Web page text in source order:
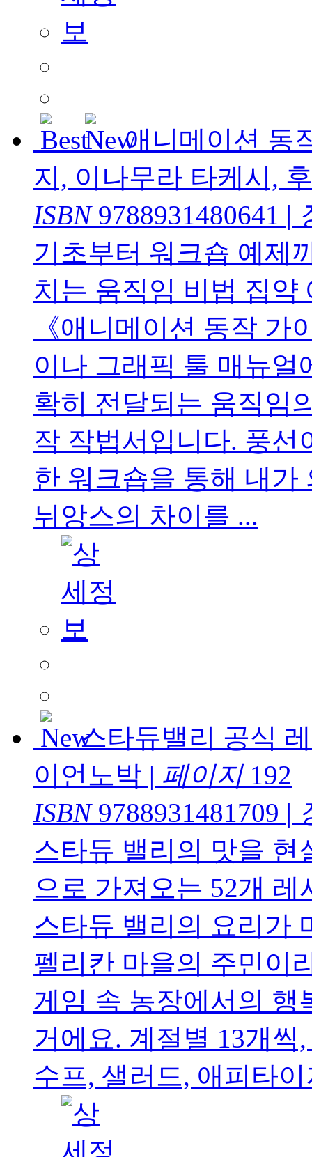
애니메이션 동
지, 이나무라 타케시,
ISBN9788931480641 |
기초부터 워크숍 예제
치는 움직임 비법 집약
《애니메이션 동작
이나 그래픽 툴 매뉴얼
확히 전달되는 움직임
작 작법서입니다. 풍선
한 워크숍을 통해 내가
뉘앙스의 차이를 ...
스타듀밸리 공식
이언노박 | 페이지192
ISBN9788931481709 |
스타듀 밸리의 맛을 현
으로 가져오는 52개
스타듀 밸리의 요리가
펠리칸 마을의 주민이
게임 속 농장에서의 행
거에요. 계절별 13개
수프, 샐러드, 애피타